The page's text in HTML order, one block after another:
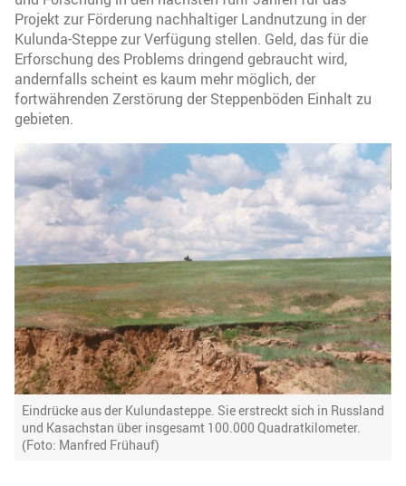
Projekt zur Förderung nachhaltiger Landnutzung in der
Kulunda-Steppe zur Verfügung stellen. Geld, das für die
Erforschung des Problems dringend gebraucht wird,
andernfalls scheint es kaum mehr möglich, der
fortwährenden Zerstörung der Steppenböden Einhalt zu
gebieten.
Eindrücke aus der Kulundasteppe. Sie erstreckt sich in Russland
und Kasachstan über insgesamt 100.000 Quadratkilometer.
(Foto: Manfred Frühauf)